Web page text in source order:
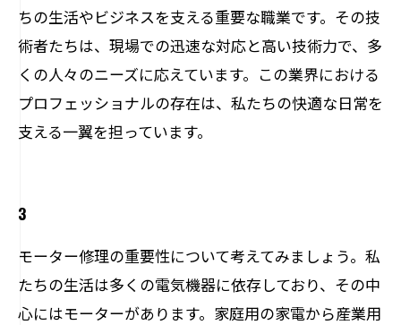
ちの生活やビジネスを支える重要な職業です。その技
術者たちは、現場での迅速な対応と高い技術力で、多
くの人々のニーズに応えています。この業界における
プロフェッショナルの存在は、私たちの快適な日常を
支える一翼を担っています。
3
モーター修理の重要性について考えてみましょう。私
たちの生活は多くの電気機器に依存しており、その中
心にはモーターがあります。家庭用の家電から産業用